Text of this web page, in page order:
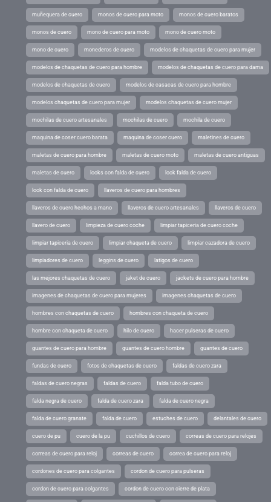
muñequera de cuero monos de cuero para moto monos de cuero baratos
monos de cuero mono de cuero para moto mono de cuero moto
mono de cuero monederos de cuero modelos de chaquetas de cuero para mujer
modelos de chaquetas de cuero para hombre modelos de chaquetas de cuero para dama
modelos de chaquetas de cuero modelos de casacas de cuero para hombre
modelos chaquetas de cuero para mujer modelos chaquetas de cuero mujer
mochilas de cuero artesanales mochilas de cuero mochila de cuero
maquina de coser cuero barata maquina de coser cuero maletines de cuero
maletas de cuero para hombre maletas de cuero moto maletas de cuero antiguas
maletas de cuero looks con falda de cuero look falda de cuero
look con falda de cuero llaveros de cuero para hombres
llaveros de cuero hechos a mano llaveros de cuero artesanales llaveros de cuero
llavero de cuero limpieza de cuero coche limpiar tapiceria de cuero coche
limpiar tapiceria de cuero limpiar chaqueta de cuero limpiar cazadora de cuero
limpiadores de cuero leggins de cuero latigos de cuero
las mejores chaquetas de cuero jaket de cuero jackets de cuero para hombre
imagenes de chaquetas de cuero para mujeres imagenes chaquetas de cuero
hombres con chaquetas de cuero hombres con chaqueta de cuero
hombre con chaqueta de cuero hilo de cuero hacer pulseras de cuero
guantes de cuero para hombre guantes de cuero hombre guantes de cuero
fundas de cuero fotos de chaquetas de cuero faldas de cuero zara
faldas de cuero negras faldas de cuero falda tubo de cuero
falda negra de cuero falda de cuero zara falda de cuero negra
falda de cuero granate falda de cuero estuches de cuero delantales de cuero
cuero de pu cuero de la pu cuchillos de cuero correas de cuero para relojes
correas de cuero para reloj correas de cuero correa de cuero para reloj
cordones de cuero para colgantes cordon de cuero para pulseras
cordon de cuero para colgantes cordon de cuero con cierre de plata